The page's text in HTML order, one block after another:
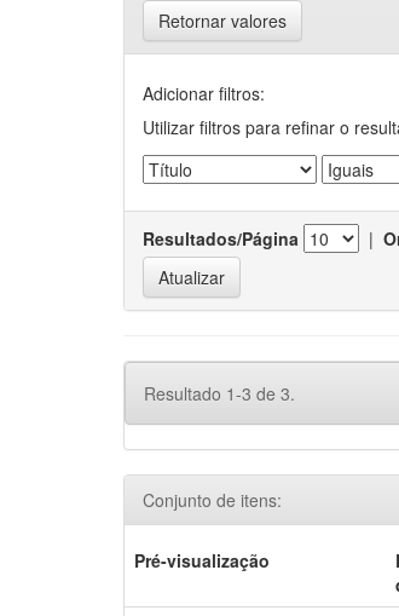
Retornar valores
Adicionar filtros:
Utilizar filtros para refinar o
Resultados/Página |
Resultado 1-3 de 3.
Conjunto de itens:
Pré-visualização